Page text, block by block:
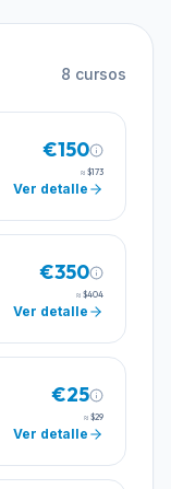
8 cursos
€150
≈ $173
Ver detalle
€350
≈ $404
Ver detalle
€25
≈ $29
Ver detalle